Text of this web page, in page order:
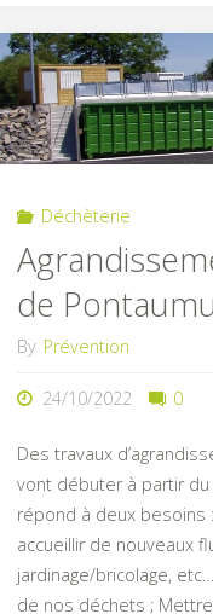
déchets
verts
au
Déchèterie
de
By Prévention
24/10/2022 0
Des travaux
vont débuter à partir du
répond à deux besoins
accueillir de nouveaux
jardinage/bricolage,
de nos déchets ; Mettre